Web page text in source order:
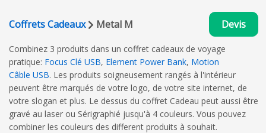
Coffrets Cadeaux Metal M Devis
Combinez 3 produits dans un coffret cadeaux de voyage
pratique: Focus Clé USB, Element Power Bank, Motion
Câble USB. Les produits soigneusement rangés à l'intérieur
peuvent être marqués de votre logo, de votre site internet, de
votre slogan et plus. Le dessus du coffret Cadeau peut aussi être
gravé au laser ou Sérigraphié jusqu'à 4 couleurs. Vous pouvez
combiner les couleurs des different produits à souhait.